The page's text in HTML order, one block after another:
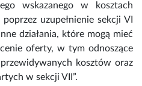
wskazanego w kosztach
uzupełnienie sekcji VI
działania, które mogą mieć
oferty, w tym odnoszące
kosztów oraz
w sekcji VII”.